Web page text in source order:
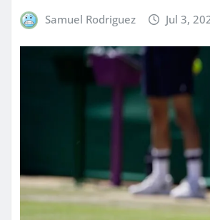
Samuel Rodriguez Jul 3,